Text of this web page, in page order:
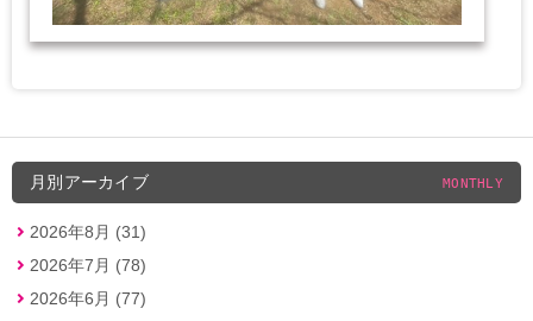
月別アーカイブ MONTHLY
2026年8月 (31)
2026年7月 (78)
2026年6月 (77)